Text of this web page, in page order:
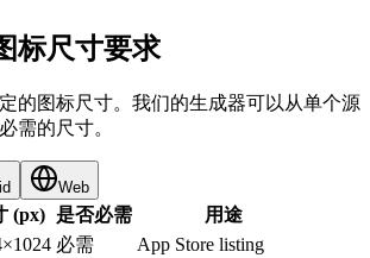
标尺寸要求
的图标尺寸。我们的生成器可以从单个源
需的尺寸。
Web
(px) 是否必需
用途
必需
App Store listing